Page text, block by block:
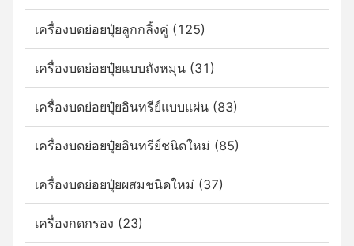
เครื่องบดย่อยปุ๋ยลูกกลิ้งคู่ (125)
เครื่องบดย่อยปุ๋ยแบบถังหมุน (31)
เครื่องบดย่อยปุ๋ยอินทรีย์แบบแผ่น (83)
เครื่องบดย่อยปุ๋ยอินทรีย์ชนิดใหม่ (85)
เครื่องบดย่อยปุ๋ยผสมชนิดใหม่ (37)
เครื่องกดกรอง (23)